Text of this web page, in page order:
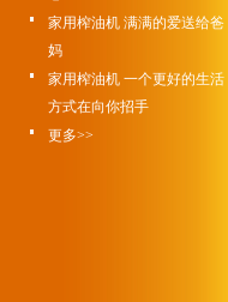
家用榨油机 满满的爱送给爸
妈
家用榨油机 一个更好的生活
方式在向你招手
更多>>